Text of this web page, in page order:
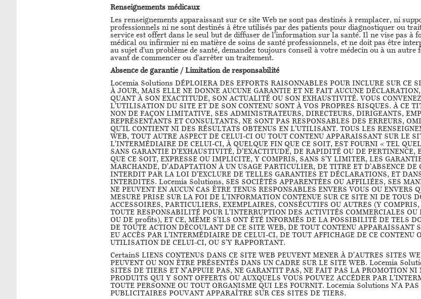
Renseignements médicaux
Les renseignements apparaissant sur ce site Web ne sont pas destinés à remplacer, ni
professionnels ni ne sont destinés à être utilisés par des patients pour diagnostiquer ou
service est offert dans le seul but de diffuser de l’information sur la santé. Il ne vise pas à
médical ou infirmier ni en matière de soins de santé professionnels, et ne doit pas être
au sujet d’un problème de santé, demandez toujours conseil à votre médecin ou à un autre
avant de commencer ou d’arrêter un traitement.
Absence de garantie / Limitation de responsabilité
Locemia Solutions DÉPLOIERA DES EFFORTS RAISONNABLES POUR INCLURE SUR CE
À JOUR, MAIS ELLE NE DONNE AUCUNE GARANTIE ET NE FAIT AUCUNE
QUANT À SON EXACTITUDE, SON ACTUALITÉ OU SON EXHAUSTIVITÉ. VOUS
L’UTILISATION DU SITE ET DE SON CONTENU SONT À VOS PROPRES RISQUES. À CE
NON DE FAÇON LIMITATIVE, SES ADMINISTRATEURS, DIRECTEURS, DIRIGEANTS,
REPRÉSENTANTS ET CONSULTANTS, NE SONT PAS RESPONSABLES DES ERREURS,
QU’IL CONTIENT NI DES RÉSULTATS OBTENUS EN L’UTILISANT. TOUS LES
WEB, TOUT AUTRE ASPECT DE CELUI-CI OU TOUT CONTENU APPARAISSANT SUR LE
L’INTERMÉDIAIRE DE CELUI-CI, À QUELQUE FIN QUE CE SOIT, EST FOURNI « TEL
SANS GARANTIE D’EXHAUSTIVITÉ, D’EXACTITUDE, DE RAPIDITÉ OU DE PERTINENCE,
QUE CE SOIT, EXPRESSE OU IMPLICITE, Y COMPRIS, SANS S’Y LIMITER, LES
MARCHANDE, D’ADAPTATION À UN USAGE PARTICULIER, DE TITRE ET D’ABSENCE
INTERDIT PAR LA LOI D’EXCLURE DE TELLES GARANTIES ET DÉCLARATIONS, ET
INTERDITES. Locemia Solutions, SES SOCIÉTÉS APPARENTÉES OU AFFILIÉES, SES
NE PEUVENT EN AUCUN CAS ÊTRE TENUS RESPONSABLES ENVERS VOUS OU ENVERS
MESURE PRISE SUR LA FOI DE L’INFORMATION CONTENUE SUR CE SITE NI DE TOUS
ACCESSOIRES, PARTICULIERS, EXEMPLAIRES, CONSÉCUTIFS OU AUTRES (Y
TOUTE RESPONSABILITÉ POUR L’INTERRUPTION DES ACTIVITÉS COMMERCIALES OU
OU DE profits), ET CE, MÊME S’ILS ONT ÉTÉ INFORMÉS DE LA POSSIBILITÉ DE TELS
DE TOUTE ACTION DÉCOULANT DE CE SITE WEB, DE TOUT CONTENU APPARAISSANT
EU ACCÈS PAR L’INTERMÉDIAIRE DE CELUI-CI, DE TOUT AFFICHAGE DE CE CONTENU
UTILISATION DE CELUI-CI, OU S’Y RAPPORTANT.
CertainS LIENS CONTENUS DANS CE SITE WEB PEUVENT MENER À D’AUTRES SITES
PEUVENT OU NON ÊTRE PRÉSENTÉS DANS UN CADRE SUR LE SITE WEB. Locemia
SITES DE TIERS ET N’APPUIE PAS, NE GARANTIT PAS, NE FAIT PAS LA PROMOTION NI
PRODUITS QUI Y SONT OFFERTS OU AUXQUELS VOUS POUVEZ ACCÉDER PAR
TOUTE PERSONNE OU TOUT ORGANISME QUI LES FOURNIT. Locemia Solutions N’A
PUBLICITAIRES POUVANT APPARAÎTRE SUR CES SITES DE TIERS.